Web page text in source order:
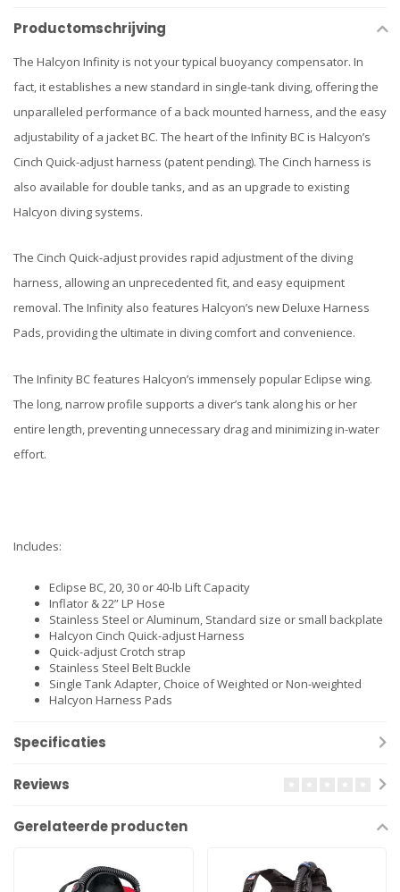
Productomschrijving
The Halcyon Infinity is not your typical buoyancy compensator. In
fact, it establishes a new standard in single-tank diving, offering the
unparalleled performance of a back mounted harness, and the easy
adjustability of a jacket BC. The heart of the Infinity BC is Halcyon’s
Cinch Quick-adjust harness (patent pending). The Cinch harness is
also available for double tanks, and as an upgrade to existing
Halcyon diving systems.
The Cinch Quick-adjust provides rapid adjustment of the diving
harness, allowing an unprecedented fit, and easy equipment
removal. The Infinity also features Halcyon’s new Deluxe Harness
Pads, providing the ultimate in diving comfort and convenience.
The Infinity BC features Halcyon’s immensely popular Eclipse wing.
The long, narrow profile supports a diver’s tank along his or her
entire length, preventing unnecessary drag and minimizing in-water
effort.
Includes:
Eclipse BC, 20, 30 or 40-lb Lift Capacity
Inflator & 22” LP Hose
Stainless Steel or Aluminum, Standard size or small backplate
Halcyon Cinch Quick-adjust Harness
Quick-adjust Crotch strap
Stainless Steel Belt Buckle
Single Tank Adapter, Choice of Weighted or Non-weighted
Halcyon Harness Pads
Specificaties
Reviews
Gerelateerde producten